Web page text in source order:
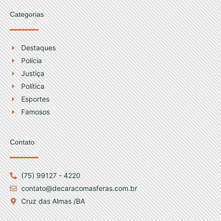
Categorias
Destaques
Polícia
Justiça
Política
Esportes
Famosos
Contato
(75) 99127 - 4220
contato@decaracomasferas.com.br
Cruz das Almas /BA